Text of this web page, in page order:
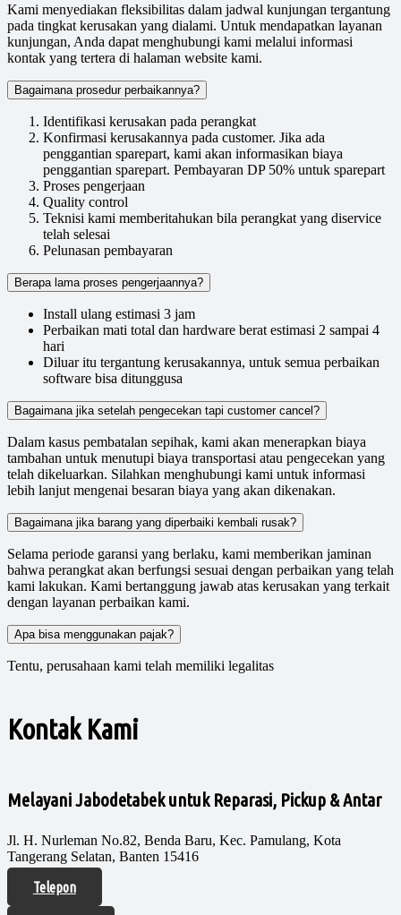
Kami menyediakan fleksibilitas dalam jadwal kunjungan tergantung
pada tingkat kerusakan yang dialami. Untuk mendapatkan layanan
kunjungan, Anda dapat menghubungi kami melalui informasi
kontak yang tertera di halaman website kami.
Bagaimana prosedur perbaikannya?
Identifikasi kerusakan pada perangkat
Konfirmasi kerusakannya pada customer. Jika ada
penggantian sparepart, kami akan informasikan biaya
penggantian sparepart. Pembayaran DP 50% untuk sparepart
Proses pengerjaan
Quality control
Teknisi kami memberitahukan bila perangkat yang diservice
telah selesai
Pelunasan pembayaran
Berapa lama proses pengerjaannya?
Install ulang estimasi 3 jam
Perbaikan mati total dan hardware berat estimasi 2 sampai 4
hari
Diluar itu tergantung kerusakannya, untuk semua perbaikan
software bisa ditunggusa
Bagaimana jika setelah pengecekan tapi customer cancel?
Dalam kasus pembatalan sepihak, kami akan menerapkan biaya
tambahan untuk menutupi biaya transportasi atau pengecekan yang
telah dikeluarkan. Silahkan menghubungi kami untuk informasi
lebih lanjut mengenai besaran biaya yang akan dikenakan.
Bagaimana jika barang yang diperbaiki kembali rusak?
Selama periode garansi yang berlaku, kami memberikan jaminan
bahwa perangkat akan berfungsi sesuai dengan perbaikan yang telah
kami lakukan. Kami bertanggung jawab atas kerusakan yang terkait
dengan layanan perbaikan kami.
Apa bisa menggunakan pajak?
Tentu, perusahaan kami telah memiliki legalitas
Kontak Kami
Melayani Jabodetabek untuk Reparasi, Pickup & Antar
Jl. H. Nurleman No.82, Benda Baru, Kec. Pamulang, Kota
Tangerang Selatan, Banten 15416
Telepon